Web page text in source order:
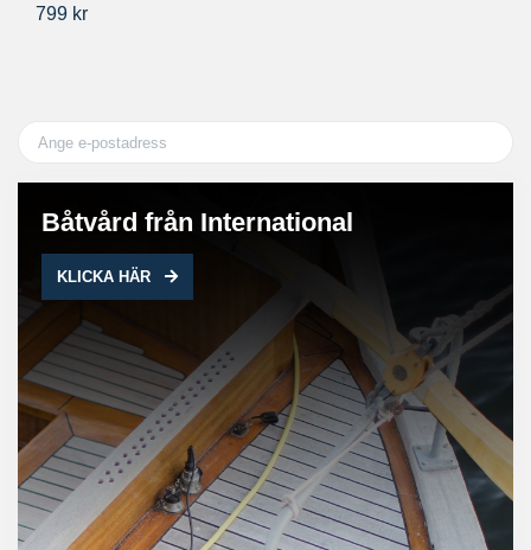
Båtvård från International
KLICKA HÄR
799 kr